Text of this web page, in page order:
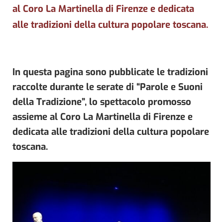
al Coro La Martinella di Firenze e dedicata
alle tradizioni della cultura popolare toscana.
In questa pagina sono pubblicate le tradizioni
raccolte durante le serate di “Parole e Suoni
della Tradizione”, lo spettacolo promosso
assieme al Coro La Martinella di Firenze e
dedicata alle tradizioni della cultura popolare
toscana.